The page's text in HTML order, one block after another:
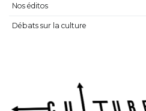
Nos éditos
Débats sur la culture